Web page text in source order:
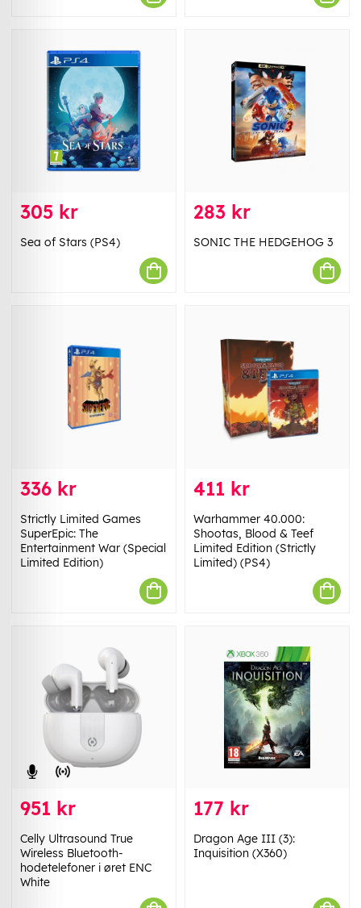
305 kr
Sea of Stars (PS4)
283 kr
SONIC THE HEDGEHOG 3
336 kr
Strictly Limited Games
SuperEpic: The
Entertainment War (Special
Limited Edition)
411 kr
Warhammer 40.000:
Shootas, Blood & Teef
Limited Edition (Strictly
Limited) (PS4)
951 kr
Celly Ultrasound True
Wireless Bluetooth-
hodetelefoner i øret ENC
White
177 kr
Dragon Age III (3):
Inquisition (X360)